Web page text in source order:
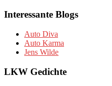
Interessante Blogs
Auto Diva
Auto Karma
Jens Wilde
LKW Gedichte